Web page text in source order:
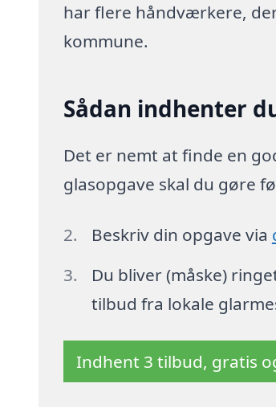
har flere håndværkere,
kommune.
Sådan indhenter
Det er nemt at finde en
glasopgave skal du gøre
Beskriv din opgave via
Du bliver (måske)
tilbud fra lokale
Indhent 3 tilbud, gratis